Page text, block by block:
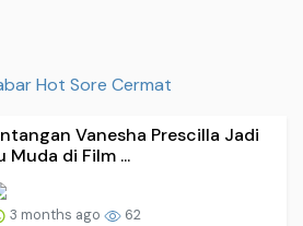
Hot Sore Cermat
Vanesha Prescilla Jadi
Muda di Film ...
3 months ago 62